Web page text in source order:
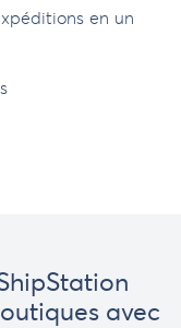
en un
avec